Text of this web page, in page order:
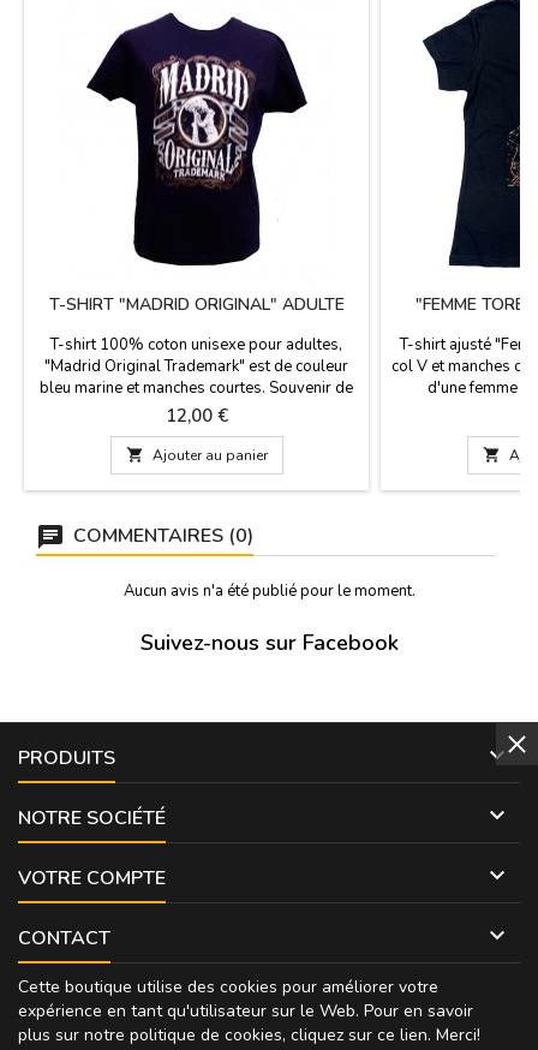
T-SHIRT "MADRID ORIGINAL" ADULTE
T-shirt 100% coton unisexe pour adultes,
"Madrid Original Trademark" est de couleur
bleu marine et manches courtes. Souvenir de
votre voyage à Madrid. Tailles: de S (petit) à
XXL (super grand)
Prix
12,00 €
 Ajouter au panier
"FEMME
T-shirt ajusté
col V et manches
d'une femme
tête. Faite en
épaule 35 cm.
Taille M:
Hauteur 60 cm.

COMMENTAIRES (0)
Aucun avis n'a été publié pour le moment.
Suivez-nous sur Facebook
PRODUITS 
NOTRE SOCIÉTÉ 
VOTRE COMPTE 
CONTACT 
Cette boutique utilise des cookies pour améliorer votre
expérience en tant qu'utilisateur sur le Web. Pour en savoir
plus sur notre politique de cookies, cliquez sur ce lien. Merci!